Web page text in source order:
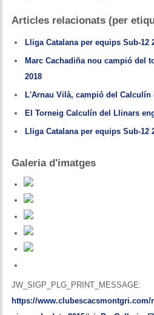
Articles relacionats (per
Lliga Catalana per equips Sub-12
Marc Cachadiña nou campió del
2018
L'Arnau Vilà, campió del Calculín
El Torneig Calculín del Llinars
Lliga Catalana per equips Sub-12
Galeria d'imatges
JW_SIGP_PLG_PRINT_MESSAGE:
https://www.clubescacsmontgri.com/